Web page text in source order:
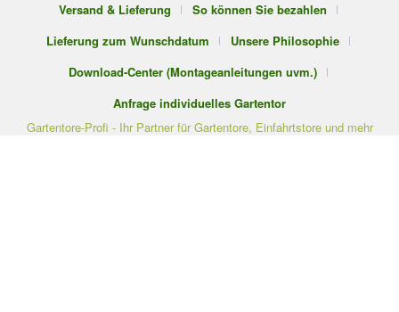
Versand & Lieferung
So können Sie bezahlen
Lieferung zum Wunschdatum
Unsere Philosophie
Download-Center (Montageanleitungen uvm.)
Anfrage individuelles Gartentor
Gartentore-Profi - Ihr Partner für Gartentore, Einfahrtstore und mehr